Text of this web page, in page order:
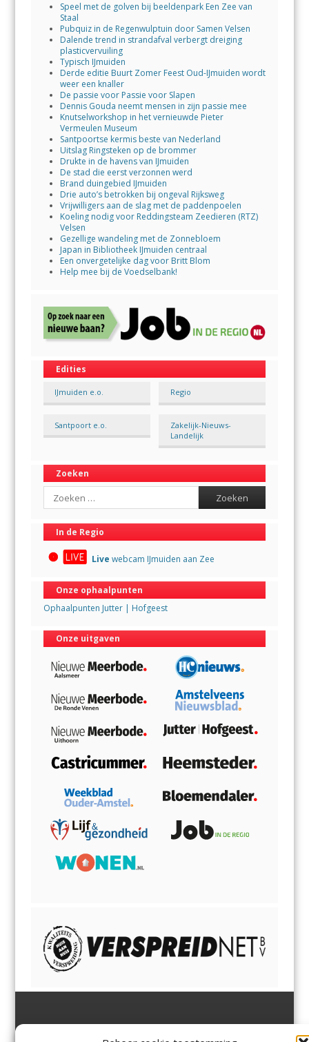
Speel met de golven bij beeldenpark Een Zee van
Staal
Pubquiz in de Regenwulptuin door Samen Velsen
Dalende trend in strandafval verbergt dreiging
plasticvervuiling
Typisch IJmuiden
Derde editie Buurt Zomer Feest Oud-IJmuiden wordt
weer een knaller
De passie voor Passie voor Slapen
Dennis Gouda neemt mensen in zijn passie mee
Knutselworkshop in het vernieuwde Pieter
Vermeulen Museum
Santpoortse kermis beste van Nederland
Uitslag Ringsteken op de brommer
Drukte in de havens van IJmuiden
De stad die eerst verzonnen werd
Brand duingebied IJmuiden
Drie auto’s betrokken bij ongeval Rijksweg
Vrijwilligers aan de slag met de paddenpoelen
Koeling nodig voor Reddingsteam Zeedieren (RTZ)
Velsen
Gezellige wandeling met de Zonnebloem
Japan in Bibliotheek IJmuiden centraal
Een onvergetelijke dag voor Britt Blom
Help mee bij de Voedselbank!
Edities
IJmuiden e.o. Regio
Santpoort e.o.
Zakelijk-Nieuws-
Landelijk
Zoeken
Search
In de Regio
Live webcam IJmuiden aan Zee
Onze ophaalpunten
Ophaalpunten Jutter | Hofgeest
Onze uitgaven